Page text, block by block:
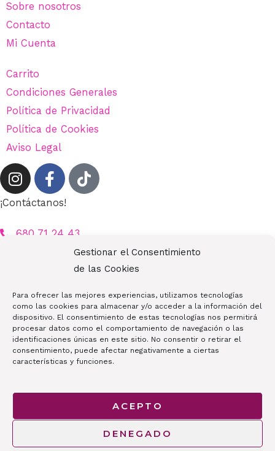
Gestionar el Consentimiento
de las Cookies
Para ofrecer las mejores experiencias, utilizamos tecnologías
como las cookies para almacenar y/o acceder a la información del
dispositivo. El consentimiento de estas tecnologías nos permitirá
procesar datos como el comportamiento de navegación o las
identificaciones únicas en este sitio. No consentir o retirar el
consentimiento, puede afectar negativamente a ciertas
características y funciones.
ACEPTO
DENEGADO
¡Contáctanos!
680 71 24 43
auratiendabelleza@gmail.com
Av. de Europa, 12, 28224 Pozuelo de Alarcón, Madrid
Sobre nosotros
Contacto
Mi Cuenta
Carrito
Condiciones Generales
Política de Privacidad
Política de Cookies
Aviso Legal
Copyright © 2026 AURA | Productos de Peluquería y
Belleza